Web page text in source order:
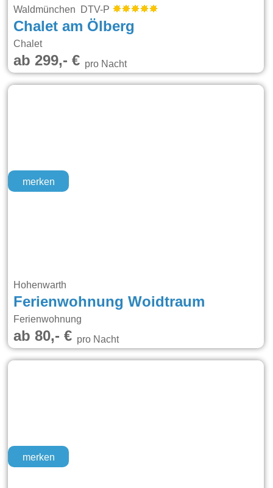
Waldmünchen DTV-P
Chalet am Ölberg
Chalet
ab 299,- €pro Nacht
merken
Hohenwarth
Ferienwohnung Woidtraum
Ferienwohnung
ab 80,- €pro Nacht
merken